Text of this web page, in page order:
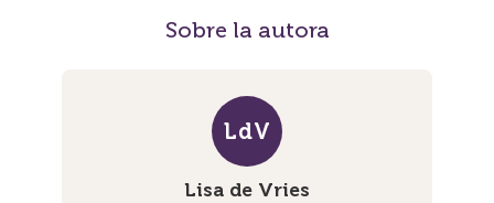
Sobre la autora
LdV
Lisa de Vries